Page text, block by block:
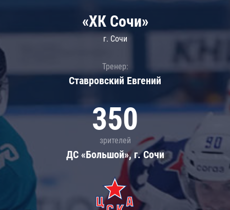
«ХК Сочи»
г. Сочи
Тренер:
Ставровский Евгений
350
зрителей
ДС «Большой», г. Сочи